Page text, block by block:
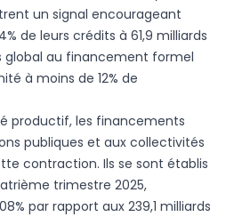
un signal encourageant
de leurs crédits à 61,9 milliards
global au financement formel
à moins de 12% de
productif, les financements
publiques et aux collectivités
contraction. Ils se sont établis
trimestre 2025,
par rapport aux 239,1 milliards